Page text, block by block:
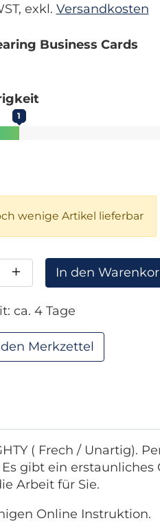
exkl. Versandkosten
Business Cards
1
wenige Artikel lieferbar
+ In den
ca. 4 Tage
Merkzettel
( Frech / Unartig).
Es gibt ein erstaunliches
Arbeit für Sie.
Online Instruktion.